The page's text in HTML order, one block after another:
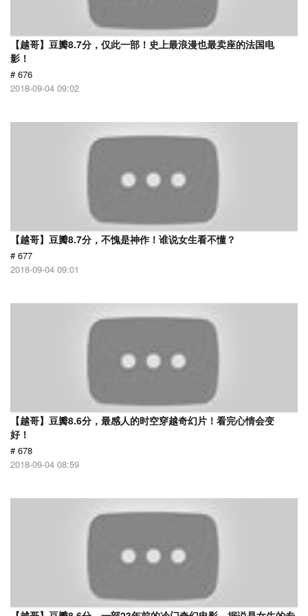
【越哥】豆瓣8.7分，仅此一部！史上最浪漫也最卖座的法国电
影！
# 676
2018-09-04 09:02
【越哥】豆瓣8.7分，不愧是神作！谁说女生看不懂？
# 677
2018-09-04 09:01
【越哥】豆瓣8.6分，最感人的时空穿越奇幻片！看完心情会变
好！
# 678
2018-09-04 08:59